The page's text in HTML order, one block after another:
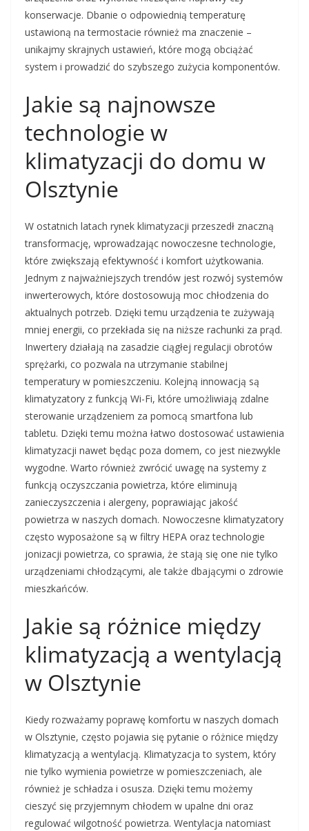
konserwacje. Dbanie o odpowiednią temperaturę
ustawioną na termostacie również ma znaczenie –
unikajmy skrajnych ustawień, które mogą obciążać
system i prowadzić do szybszego zużycia komponentów.
Jakie są najnowsze
technologie w
klimatyzacji do domu w
Olsztynie
W ostatnich latach rynek klimatyzacji przeszedł znaczną
transformację, wprowadzając nowoczesne technologie,
które zwiększają efektywność i komfort użytkowania.
Jednym z najważniejszych trendów jest rozwój systemów
inwerterowych, które dostosowują moc chłodzenia do
aktualnych potrzeb. Dzięki temu urządzenia te zużywają
mniej energii, co przekłada się na niższe rachunki za prąd.
Inwertery działają na zasadzie ciągłej regulacji obrotów
sprężarki, co pozwala na utrzymanie stabilnej
temperatury w pomieszczeniu. Kolejną innowacją są
klimatyzatory z funkcją Wi-Fi, które umożliwiają zdalne
sterowanie urządzeniem za pomocą smartfona lub
tabletu. Dzięki temu można łatwo dostosować ustawienia
klimatyzacji nawet będąc poza domem, co jest niezwykle
wygodne. Warto również zwrócić uwagę na systemy z
funkcją oczyszczania powietrza, które eliminują
zanieczyszczenia i alergeny, poprawiając jakość
powietrza w naszych domach. Nowoczesne klimatyzatory
często wyposażone są w filtry HEPA oraz technologie
jonizacji powietrza, co sprawia, że stają się one nie tylko
urządzeniami chłodzącymi, ale także dbającymi o zdrowie
mieszkańców.
Jakie są różnice między
klimatyzacją a wentylacją
w Olsztynie
Kiedy rozważamy poprawę komfortu w naszych domach
w Olsztynie, często pojawia się pytanie o różnice między
klimatyzacją a wentylacją. Klimatyzacja to system, który
nie tylko wymienia powietrze w pomieszczeniach, ale
również je schładza i osusza. Dzięki temu możemy
cieszyć się przyjemnym chłodem w upalne dni oraz
regulować wilgotność powietrza. Wentylacja natomiast